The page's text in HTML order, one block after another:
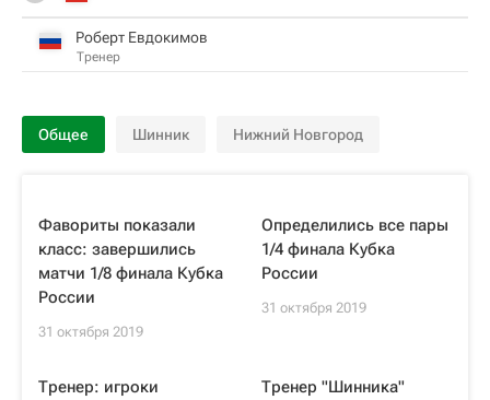
Роберт Евдокимов
Тренер
Общее Шинник Нижний Новгород
Фавориты показали
класс: завершились
матчи 1/8 финала Кубка
России
31 октября 2019
Определились все пары
1/4 финала Кубка
России
31 октября 2019
Тренер: игроки
Тренер "Шинника"